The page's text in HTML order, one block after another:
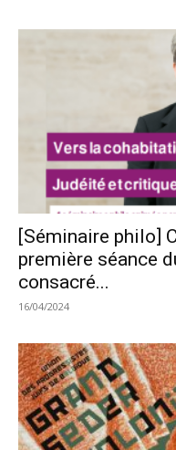
[Séminaire philo]
première séance
consacré...
16/04/2024